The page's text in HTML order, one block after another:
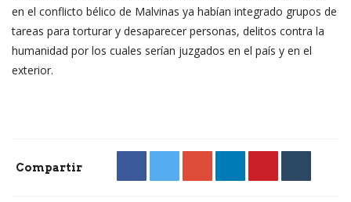
en el conflicto bélico de Malvinas ya habían integrado grupos de
tareas para torturar y desaparecer personas, delitos contra la
humanidad por los cuales serían juzgados en el país y en el
exterior.
Compartir